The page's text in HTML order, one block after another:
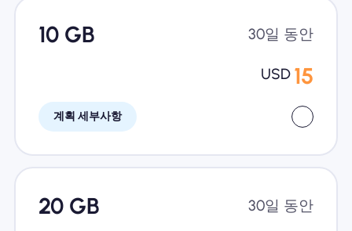
10 GB 30일 동안
USD 15
계획 세부사항
20 GB 30일 동안